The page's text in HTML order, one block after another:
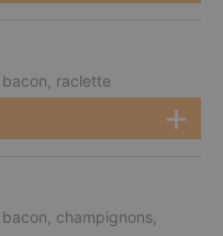
raclette
champignons,